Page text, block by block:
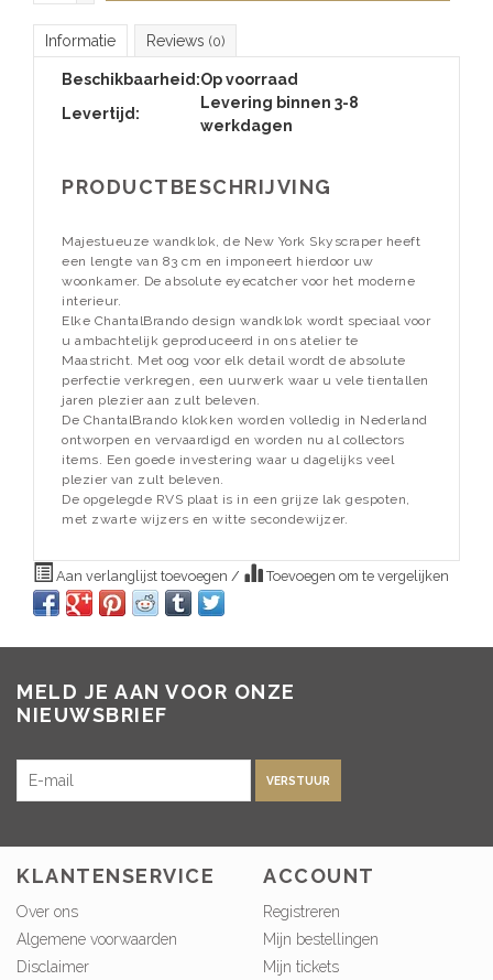
Informatie Reviews (0)
Beschikbaarheid:Op voorraad
Levertijd:
Levering binnen 3-8
werkdagen
PRODUCTBESCHRIJVING
Majestueuze wandklok, de New York Skyscraper heeft
een lengte van 83 cm en imponeert hierdoor uw
woonkamer. De absolute eyecatcher voor het moderne
interieur.
Elke ChantalBrando design wandklok wordt speciaal voor
u ambachtelijk geproduceerd in ons atelier te
Maastricht. Met oog voor elk detail wordt de absolute
perfectie verkregen, een uurwerk waar u vele tientallen
jaren plezier aan zult beleven.
De ChantalBrando klokken worden volledig in Nederland
ontworpen en vervaardigd en worden nu al collectors
items. Een goede investering waar u dagelijks veel
plezier van zult beleven.
De opgelegde RVS plaat is in een grijze lak gespoten,
met zwarte wijzers en witte secondewijzer.
Aan verlanglijst toevoegen / Toevoegen om te vergelijken
MELD JE AAN VOOR ONZE
NIEUWSBRIEF
VERSTUUR
KLANTENSERVICE
Over ons
Algemene voorwaarden
Disclaimer
ACCOUNT
Registreren
Mijn bestellingen
Mijn tickets